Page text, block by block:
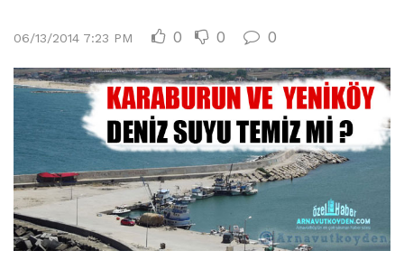
06/13/2014 7:23 PM 0 0 0